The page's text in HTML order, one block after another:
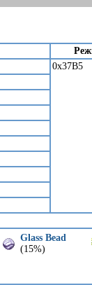
0x37B5
Glass Bead
(15%)